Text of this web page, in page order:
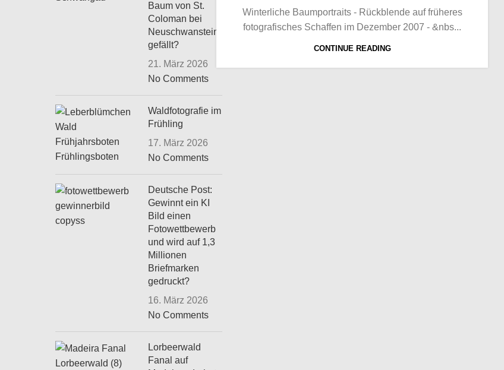
Winterliche Baumportraits - Rückblende auf früheres
fotografisches Schaffen im Dezember 2007 - &nbs...
CONTINUE READING
Baum von St.
Coloman bei
Neuschwanstein
gefällt?
21. März 2026
No Comments
Waldfotografie im
Frühling
17. März 2026
No Comments
Deutsche Post:
Gewinnt ein KI
Bild einen
Fotowettbewerb
und wird auf 1,3
Millionen
Briefmarken
gedruckt?
16. März 2026
No Comments
Lorbeerwald
Fanal auf